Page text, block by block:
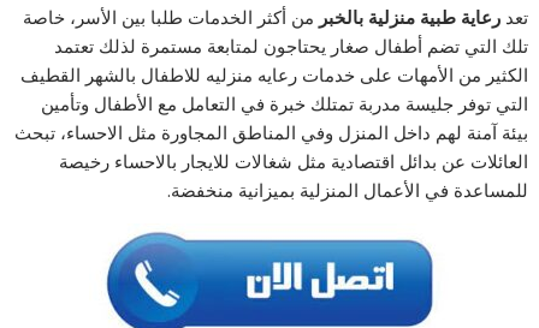
تعدرعاية طبية منزلية بالخبر من أكثر الخدمات طلبا بين الأسر، خاصة
تلك التي تضم أطفال صغار يحتاجون لمتابعة مستمرة لذلك تعتمد
الكثير من الأمهات على خدمات رعايه منزليه للاطفال بالشهر القطيف
التي توفر جليسة مدربة تمتلك خبرة في التعامل مع الأطفال وتأمين
بيئة آمنة لهم داخل المنزل وفي المناطق المجاورة مثل الاحساء، تبحث
العائلات عن بدائل اقتصادية مثل شغالات للايجار بالاحساء رخيصة
للمساعدة في الأعمال المنزلية بميزانية منخفضة.